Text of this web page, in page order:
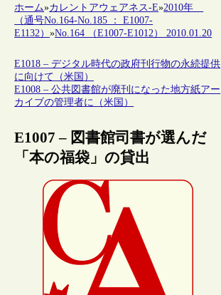
ホーム»カレントアウェアネス-E»2010年
（通号No.164-No.185 ： E1007-
E1132）»No.164 （E1007-E1012） 2010.01.20
E1018 – デジタル時代の政府刊行物の永続提供
に向けて（米国）
E1008 – 公共図書館が廃刊になった地方紙アー
カイブの管理者に（米国）
E1007 – 図書館司書が選んだ
「本の福袋」の貸出